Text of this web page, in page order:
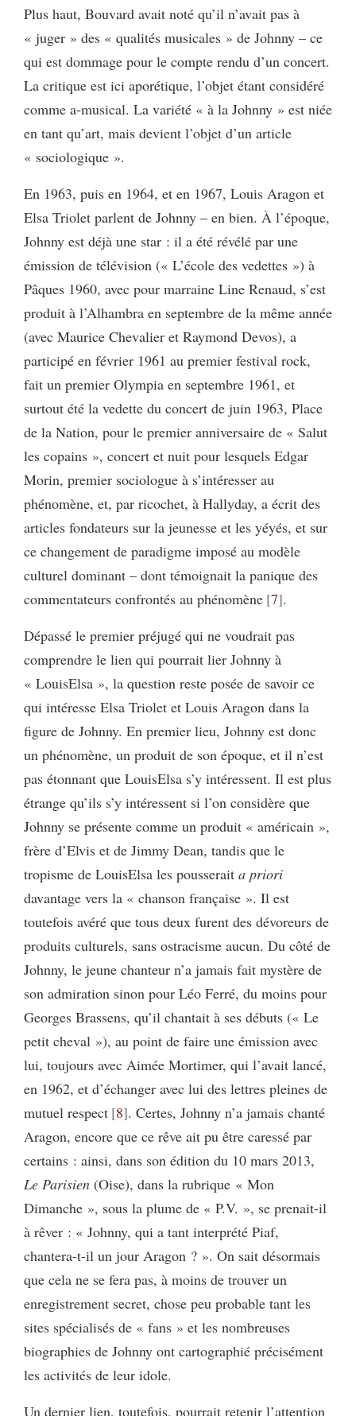
Plus haut, Bouvard avait noté qu’il n’avait pas à
« juger » des « qualités musicales » de Johnny – ce
qui est dommage pour le compte rendu d’un concert.
La critique est ici aporétique, l’objet étant considéré
comme a-musical. La variété « à la Johnny » est niée
en tant qu’art, mais devient l’objet d’un article
« sociologique ».
En 1963, puis en 1964, et en 1967, Louis Aragon et
Elsa Triolet parlent de Johnny – en bien. À l’époque,
Johnny est déjà une star : il a été révélé par une
émission de télévision (« L’école des vedettes ») à
Pâques 1960, avec pour marraine Line Renaud, s’est
produit à l’Alhambra en septembre de la même année
(avec Maurice Chevalier et Raymond Devos), a
participé en février 1961 au premier festival rock,
fait un premier Olympia en septembre 1961, et
surtout été la vedette du concert de juin 1963, Place
de la Nation, pour le premier anniversaire de « Salut
les copains », concert et nuit pour lesquels Edgar
Morin, premier sociologue à s’intéresser au
phénomène, et, par ricochet, à Hallyday, a écrit des
articles fondateurs sur la jeunesse et les yéyés, et sur
ce changement de paradigme imposé au modèle
culturel dominant – dont témoignait la panique des
commentateurs confrontés au phénomène 7 .
Dépassé le premier préjugé qui ne voudrait pas
comprendre le lien qui pourrait lier Johnny à
« LouisElsa », la question reste posée de savoir ce
qui intéresse Elsa Triolet et Louis Aragon dans la
figure de Johnny. En premier lieu, Johnny est donc
un phénomène, un produit de son époque, et il n’est
pas étonnant que LouisElsa s’y intéressent. Il est plus
étrange qu’ils s’y intéressent si l’on considère que
Johnny se présente comme un produit « américain »,
frère d’Elvis et de Jimmy Dean, tandis que le
tropisme de LouisElsa les pousserait a priori
davantage vers la « chanson française ». Il est
toutefois avéré que tous deux furent des dévoreurs de
produits culturels, sans ostracisme aucun. Du côté de
Johnny, le jeune chanteur n’a jamais fait mystère de
son admiration sinon pour Léo Ferré, du moins pour
Georges Brassens, qu’il chantait à ses débuts (« Le
petit cheval »), au point de faire une émission avec
lui, toujours avec Aimée Mortimer, qui l’avait lancé,
en 1962, et d’échanger avec lui des lettres pleines de
mutuel respect 8 . Certes, Johnny n’a jamais chanté
Aragon, encore que ce rêve ait pu être caressé par
certains : ainsi, dans son édition du 10 mars 2013,
Le Parisien (Oise), dans la rubrique « Mon
Dimanche », sous la plume de « P.V. », se prenait-il
à rêver : « Johnny, qui a tant interprété Piaf,
chantera-t-il un jour Aragon ? ». On sait désormais
que cela ne se fera pas, à moins de trouver un
enregistrement secret, chose peu probable tant les
sites spécialisés de « fans » et les nombreuses
biographies de Johnny ont cartographié précisément
les activités de leur idole.
Un dernier lien, toutefois, pourrait retenir l’attention